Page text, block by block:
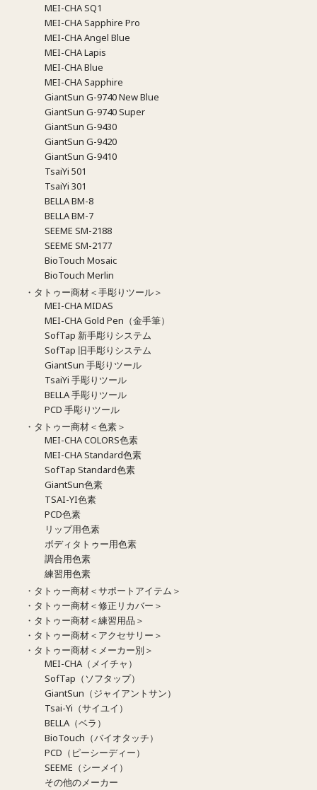
MEI-CHA SQ1
MEI-CHA Sapphire Pro
MEI-CHA Angel Blue
MEI-CHA Lapis
MEI-CHA Blue
MEI-CHA Sapphire
GiantSun G-9740 New Blue
GiantSun G-9740 Super
GiantSun G-9430
GiantSun G-9420
GiantSun G-9410
TsaiYi 501
TsaiYi 301
BELLA BM-8
BELLA BM-7
SEEME SM-2188
SEEME SM-2177
BioTouch Mosaic
BioTouch Merlin
・タトゥー商材＜手彫りツール＞
MEI-CHA MIDAS
MEI-CHA Gold Pen（金手筆）
SofTap 新手彫りシステム
SofTap 旧手彫りシステム
GiantSun 手彫りツール
TsaiYi 手彫りツール
BELLA 手彫りツール
PCD 手彫りツール
・タトゥー商材＜色素＞
MEI-CHA COLORS色素
MEI-CHA Standard色素
SofTap Standard色素
GiantSun色素
TSAI-YI色素
PCD色素
リップ用色素
ボディタトゥー用色素
調合用色素
練習用色素
・タトゥー商材＜サポートアイテム＞
・タトゥー商材＜修正リカバー＞
・タトゥー商材＜練習用品＞
・タトゥー商材＜アクセサリー＞
・タトゥー商材＜メーカー別＞
MEI-CHA（メイチャ）
SofTap（ソフタップ）
GiantSun（ジャイアントサン）
Tsai-Yi（サイユイ）
BELLA（ベラ）
BioTouch（バイオタッチ）
PCD（ピーシーディー）
SEEME（シーメイ）
その他のメーカー